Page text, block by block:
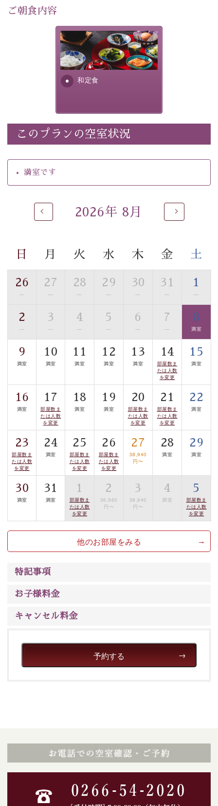
・館内着をご用意
・就寝用パジャマをご用意
・環境に配慮したアメニティをご用意
・館内フリーWi-Fi
・チェックイン15時、チェックアウト10時
いう昔の暦による料理表現）
・朝食はこだわりの味噌汁をはじめとした和定食
【温泉】
るご入浴をお愉しみください。
■お座敷風呂（大浴場）
す。
※男性大浴場までのご移動には階段がございます。 予め
ご了承のほどお願いいたします。
眺望はございませんが、源泉掛け流しの温泉の質を楽し
む貸切温泉風呂です。ゆったりといやされるプライベー
トな空間をお愉しみください。
【旅】
豊富な知識を持ったドライバー兼ガイドが諏訪大社をご
案内します。 事前ご予約制ですので、ご利用ご希望の方
は【3日前まで】にお電話ください。
※交通規制などにより運行できない日がございます
※年末年始及び御柱祭前後は運行しておりません
以上がプラン内容です。
上諏訪温泉“しんゆ”なら諏訪大社など歴史ある諏訪の街
で心癒されます。
清らかな源泉、自然の恵みあるお食事、諏訪湖に包まれ
るお部屋、 大人のたしなみを感じていただける、美しく
癒される宿で贅沢に幸せのときを安心してお過ごしくだ
ご朝食内容
和定食
さっぱりとした和食膳に使わ
れる食材は、諏訪の名産品を
ふんだんに取り入れ、安心・
安全を心掛けた長野県産...
このプランの空室状況
満室です
2026年 8月
日 月 火 水 木 金 土
26
—
27
—
28
—
29
—
30
—
31
—
1
—
2
—
3
—
4
—
5
—
6
—
7
—
8
満室
9
満室
10
満室
11
満室
12
満室
13
満室
14
部屋数ま
たは人数
を変更
15
満室
16
満室
17
部屋数ま
たは人数
を変更
18
満室
19
満室
20
部屋数ま
たは人数
を変更
21
部屋数ま
たは人数
を変更
22
満室
23
部屋数ま
たは人数
を変更
24
満室
25
部屋数ま
たは人数
を変更
26
部屋数ま
たは人数
を変更
27
38,940
円〜
28
満室
29
満室
30
満室
31
満室
1
部屋数ま
たは人数
を変更
2
36,960
円〜
3
38,940
円〜
4
満室
5
部屋数ま
たは人数
を変更
他のお部屋をみる
特記事項
お子様料金
キャンセル料金
予約する